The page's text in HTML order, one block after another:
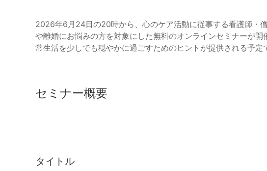
2026年6月24日の20時から、心のケア活動に従事する看護師・
や離婚にお悩みの方を対象にした無料のオンラインセミナーが
常生活を少しでも穏やかに過ごすためのヒントが提供される予定
セミナー概要
タイトル